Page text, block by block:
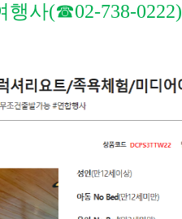
행사(☎02-738-0222)